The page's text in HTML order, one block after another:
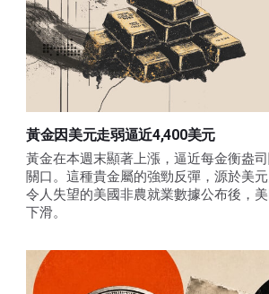
黃金因美元走弱逼近4,400美元
黃金在本週末顯著上漲，逼近每金衡盎
關口。這種貴金屬的強勁反彈，源於美
令人失望的美國非農就業數據公布後，
下滑。